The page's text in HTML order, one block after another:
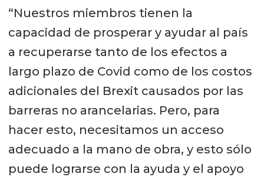
“Nuestros miembros tienen la
capacidad de prosperar y ayudar al país
a recuperarse tanto de los efectos a
largo plazo de Covid como de los costos
adicionales del Brexit causados ​​por las
barreras no arancelarias. Pero, para
hacer esto, necesitamos un acceso
adecuado a la mano de obra, y esto sólo
puede lograrse con la ayuda y el apoyo